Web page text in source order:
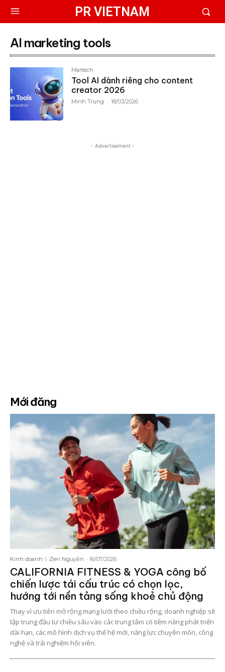
PR VIETNAM
AI marketing tools
Martech
Tool AI dành riêng cho content
creator 2026
Minh Trung - 18/03/2026
- Advertisement -
Mới đăng
Kinh doanh Zen Nguyễn - 16/07/2026
CALIFORNIA FITNESS & YOGA công bố
chiến lược tái cấu trúc có chọn lọc,
hướng tới nền tảng sống khoẻ chủ động
Thay vì ưu tiên mở rộng mạng lưới theo chiều rộng, doanh nghiệp sẽ
tập trung đầu tư chiều sâu vào các trung tâm có tiềm năng phát triển
dài hạn, các mô hình dịch vụ thế hệ mới, năng lực chuyên môn, công
nghệ và trải nghiệm hội viên.